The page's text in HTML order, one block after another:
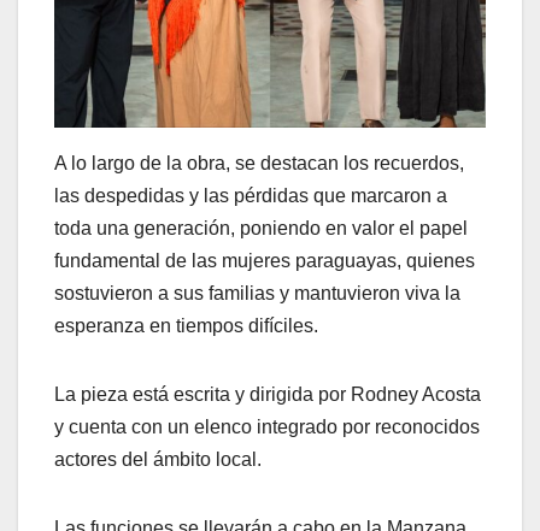
A lo largo de la obra, se destacan los recuerdos,
las despedidas y las pérdidas que marcaron a
toda una generación, poniendo en valor el papel
fundamental de las mujeres paraguayas, quienes
sostuvieron a sus familias y mantuvieron viva la
esperanza en tiempos difíciles.
La pieza está escrita y dirigida por Rodney Acosta
y cuenta con un elenco integrado por reconocidos
actores del ámbito local.